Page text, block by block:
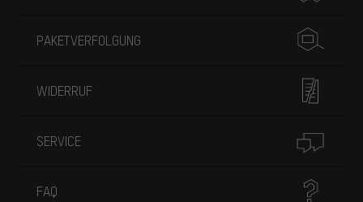
PAKETVERFOLGUNG
WIDERRUF
SERVICE
FAQ